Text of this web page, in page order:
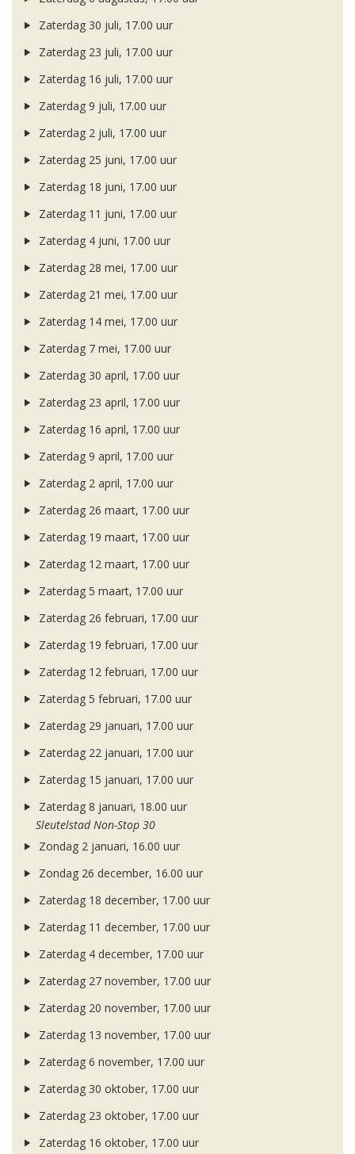
Zaterdag 30 juli, 17.00 uur
Zaterdag 23 juli, 17.00 uur
Zaterdag 16 juli, 17.00 uur
Zaterdag 9 juli, 17.00 uur
Zaterdag 2 juli, 17.00 uur
Zaterdag 25 juni, 17.00 uur
Zaterdag 18 juni, 17.00 uur
Zaterdag 11 juni, 17.00 uur
Zaterdag 4 juni, 17.00 uur
Zaterdag 28 mei, 17.00 uur
Zaterdag 21 mei, 17.00 uur
Zaterdag 14 mei, 17.00 uur
Zaterdag 7 mei, 17.00 uur
Zaterdag 30 april, 17.00 uur
Zaterdag 23 april, 17.00 uur
Zaterdag 16 april, 17.00 uur
Zaterdag 9 april, 17.00 uur
Zaterdag 2 april, 17.00 uur
Zaterdag 26 maart, 17.00 uur
Zaterdag 19 maart, 17.00 uur
Zaterdag 12 maart, 17.00 uur
Zaterdag 5 maart, 17.00 uur
Zaterdag 26 februari, 17.00 uur
Zaterdag 19 februari, 17.00 uur
Zaterdag 12 februari, 17.00 uur
Zaterdag 5 februari, 17.00 uur
Zaterdag 29 januari, 17.00 uur
Zaterdag 22 januari, 17.00 uur
Zaterdag 15 januari, 17.00 uur
Zaterdag 8 januari, 18.00 uur
Sleutelstad Non-Stop 30
Zondag 2 januari, 16.00 uur
Zondag 26 december, 16.00 uur
Zaterdag 18 december, 17.00 uur
Zaterdag 11 december, 17.00 uur
Zaterdag 4 december, 17.00 uur
Zaterdag 27 november, 17.00 uur
Zaterdag 20 november, 17.00 uur
Zaterdag 13 november, 17.00 uur
Zaterdag 6 november, 17.00 uur
Zaterdag 30 oktober, 17.00 uur
Zaterdag 23 oktober, 17.00 uur
Zaterdag 16 oktober, 17.00 uur